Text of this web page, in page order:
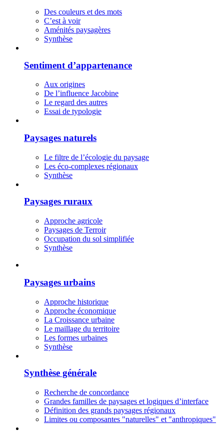
Des couleurs et des mots
C’est à voir
Aménités paysagères
Synthèse
Sentiment d’appartenance
Aux origines
De l’influence Jacobine
Le regard des autres
Essai de typologie
Paysages naturels
Le filtre de l’écologie du paysage
Les éco-complexes régionaux
Synthèse
Paysages ruraux
Approche agricole
Paysages de Terroir
Occupation du sol simplifiée
Synthèse
Paysages urbains
Approche historique
Approche économique
La Croissance urbaine
Le maillage du territoire
Les formes urbaines
Synthèse
Synthèse générale
Recherche de concordance
Grandes familles de paysages et logiques d’interface
Définition des grands paysages régionaux
Limites ou composantes "naturelles" et "anthropiques"